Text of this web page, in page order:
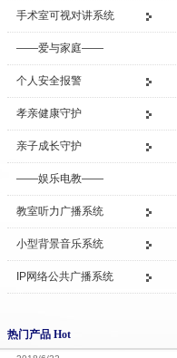
手术室可视对讲系统
——爱与家庭——
个人安全报警
孝亲健康守护
亲子成长守护
——娱乐电教——
教室听力广播系统
小型背景音乐系统
IP网络公共广播系统
热门产品 Hot